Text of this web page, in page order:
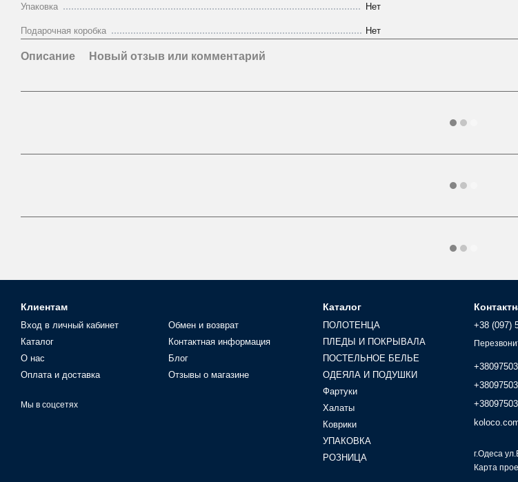
Упаковка Нет
Подарочная коробка Нет
Описание Новый отзыв или комментарий
Клиентам
Вход в личный кабинет
Каталог
О нас
Оплата и доставка
Обмен и возврат
Контактная информация
Блог
Отзывы о магазине
Мы в соцсетях
Каталог
ПОЛОТЕНЦА
ПЛЕДЫ И ПОКРЫВАЛА
ПОСТЕЛЬНОЕ БЕЛЬЕ
ОДЕЯЛА И ПОДУШКИ
Фартуки
Халаты
Коврики
УПАКОВКА
РОЗНИЦА
+38 (097)
г.Одеса
Карта